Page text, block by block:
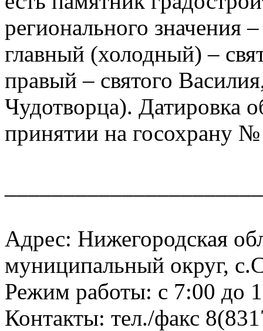
регионального значения
главный (холодный) –
правый – святого
Чудотворца). Датировка
принятии на госохрану
Адрес: Нижегородская
муниципальный округ,
Режим работы: с 7:00 до
Контакты: тел./факс